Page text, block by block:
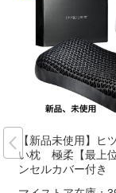
【新品未使用】ヒ
い枕 極柔【最上
ンセルカバー付き